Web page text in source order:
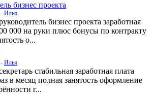
бизнес проекта
Илья
бизнес проекта заработная
000 на руки плюс бонусы по контракту
о...
Илья
стабильная заработная плата
в месяц полная занятость оформление
г...